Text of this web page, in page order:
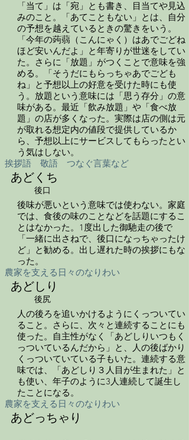
「当て」は「宛」とも書き、目当てや見込
みのこと。「あてこともない」とは、自分
の予想を越えているときの驚きをいう。
「今年の蒟蒻（こんにゃく）はあでごどね
ほど安いんだよ」と年寄りが世迷をしてい
た。さらに「放題」がつくことで意味を強
める。「そうだにもらっちゃあでごども
ね」と予想以上の好意を受けた時にも使
う。放題という意味には「思う存分」の意
味がある。最近「飲み放題」や「食べ放
題」の店が多くなった。実際は店の側は元
が取れる想定内の値段で提供しているか
ら、予想以上にサービスしてもらったとい
う気はしない。
挨拶語 敬語 つなぐ言葉など
あどくち
後口
後味が悪いという意味では使わない。家庭
では、食後の味のことなどを話題にするこ
とはなかった。1度出した御馳走の後で
「一緒に出さねで、後口になっちゃったけ
ど」と勧める。出し遅れた時の挨拶にもな
った。
農家を支える日々のなりわい
あどしり
後尻
人の後ろを追いかけるようにくっついてい
ること。さらに、次々と連続することにも
使った。自主性がなく「あどしりいつもく
っついているんだから」と、人の後ばかり
くっついていている子もいた。連続する意
味では、「あどしり３人目が生まれた」と
も使い、年子のように3人連続して誕生し
たことになる。
農家を支える日々のなりわい
あどっちゃり